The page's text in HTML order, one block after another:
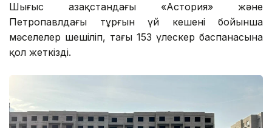
Шығыс Қазақстандағы «Астория» және
Петропавлдағы тұрғын үй кешені бойынша
мәселелер шешіліп, тағы 153 үлескер баспанасына
қол жеткізді.